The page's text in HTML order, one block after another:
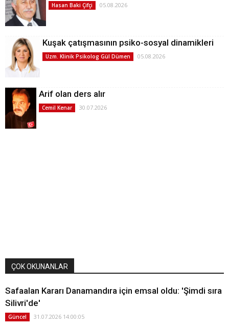
Hasan Baki Çifçi 05.08.2026
Kuşak çatışmasının psiko-sosyal dinamikleri
Uzm. Klinik Psikolog Gül Dümen 05.08.2026
Arif olan ders alır
Cemil Kenar 30.07.2026
ÇOK OKUNANLAR
Safaalan Kararı Danamandıra için emsal oldu: 'Şimdi sıra
Silivri'de'
Güncel 31.07.2026 14:00:05